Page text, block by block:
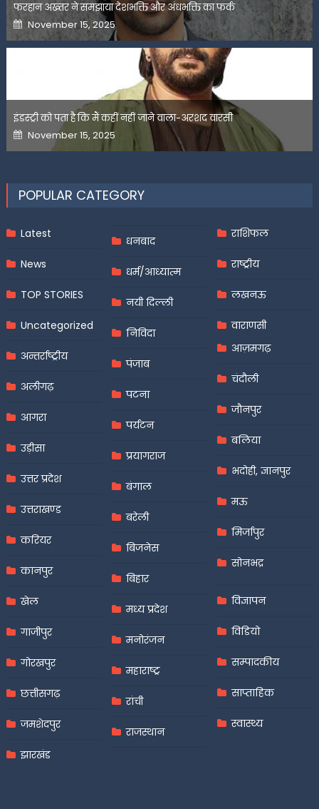
फरहान अख्तर ने समझाया देशभक्ति और अंधभक्ति का फर्क
Posted
on
November 15, 2025
इंडस्ट्री को पता है कि मैं कहीं नहीं जाने वाला-अरशद वारसी
Posted
on
November 15, 2025
POPULAR CATEGORY
Latest
News
TOP STORIES
Uncategorized
अन्तर्राष्ट्रीय
अलीगढ़
आगरा
उड़ीसा
उत्तर प्रदेश
उत्तराखण्ड
करियर
कानपुर
खेल
गाजीपुर
गोरखपुर
छत्तीसगढ़
जमशेदपुर
झारखंड
धनबाद
धर्म/आध्यात्म
नयी दिल्ली
निविदा
पंजाब
पटना
पर्यटन
प्रयागराज
बंगाल
बरेली
बिजनेस
बिहार
मध्य प्रदेश
मनोरंजन
महाराष्ट्र
रांची
राजस्थान
राशिफल
राष्ट्रीय
लखनऊ
वाराणसी
आज़मगढ़
चंदौली
जौनपुर
बलिया
भदोही, ज्ञानपुर
मऊ
मिर्जापुर
सोनभद्र
विज्ञापन
विडियो
सम्पादकीय
साप्ताहिक
स्वास्थ्य